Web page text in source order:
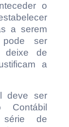
o
a serem
pode ser
deixe de
a
deve ser
Contábil
série de